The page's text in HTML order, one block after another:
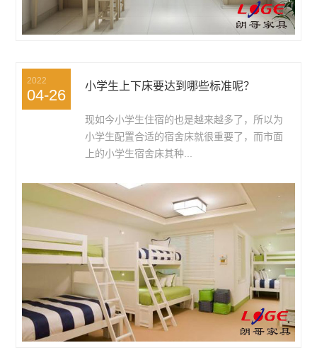
2022
04-26
小学生上下床要达到哪些标准呢？
现如今小学生住宿的也是越来越多了，所以为
小学生配置合适的宿舍床就很重要了，而市面
上的小学生宿舍床其种...